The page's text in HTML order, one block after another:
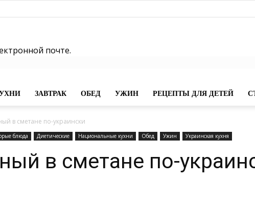
почте.
ЗАВТРАК ОБЕД УЖИН РЕЦЕПТЫ ДЛЯ ДЕТЕЙ
в сметане по-украински
блюда Диетические Национальные кухни Обед Ужин Украинская кухня
в сметане по-